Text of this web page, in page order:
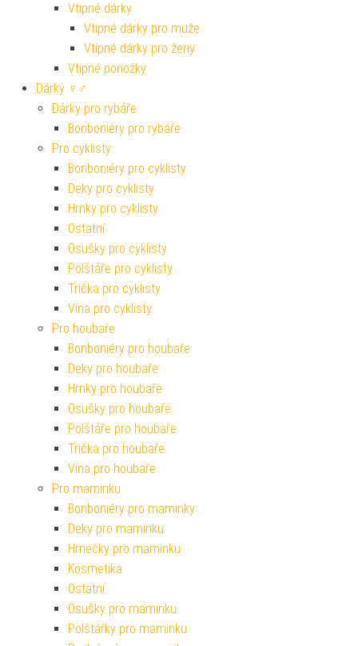
Vtipné dárky
Vtipné dárky pro muže
Vtipné dárky pro ženy
Vtipné ponožky
Dárky ♀♂
Dárky pro rybáře
Bonboniéry pro rybáře
Pro cyklisty
Bonboniéry pro cyklisty
Deky pro cyklisty
Hrnky pro cyklisty
Ostatní
Osušky pro cyklisty
Polštáře pro cyklisty
Trička pro cyklisty
Vína pro cyklisty
Pro houbaře
Bonboniéry pro houbaře
Deky pro houbaře
Hrnky pro houbaře
Osušky pro houbaře
Polštáře pro houbaře
Trička pro houbaře
Vína pro houbaře
Pro maminku
Bonboniéry pro maminky
Deky pro maminku
Hrnečky pro maminku
Kosmetika
Ostatní
Osušky pro maminku
Polštářky pro maminku